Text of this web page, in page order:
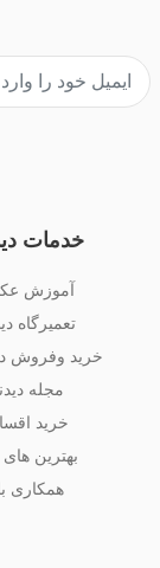
خدمات
آموزش
تعمیرگاه
خرید وفروش
مجله
خرید
بهترین های
همکاری